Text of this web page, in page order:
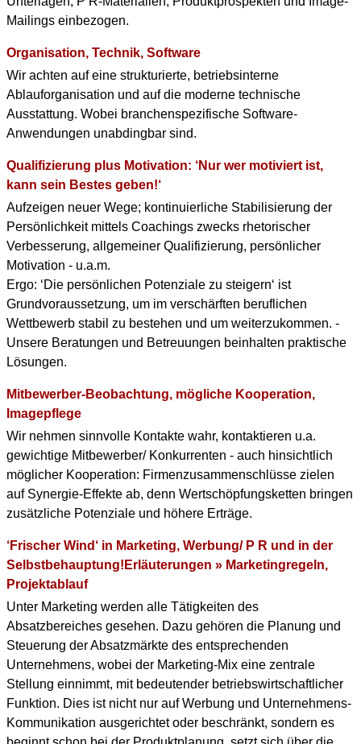
Mailings einbezogen.
Organisation, Technik, Software
Wir achten auf eine strukturierte, betriebsinterne
Ablauforganisation und auf die moderne technische
Ausstattung. Wobei branchenspezifische Software-
Anwendungen unabdingbar sind.
Qualifizierung plus Motivation: ‘Nur wer motiviert ist,
kann sein Bestes geben!‘
Aufzeigen neuer Wege; kontinuierliche Stabilisierung der
Persönlichkeit mittels Coachings zwecks rhetorischer
Verbesserung, allgemeiner Qualifizierung, persönlicher
Motivation - u.a.m.
Ergo: ‘Die persönlichen Potenziale zu steigern‘ ist
Grundvoraussetzung, um im verschärften beruflichen
Wettbewerb stabil zu bestehen und um weiterzukommen. -
Unsere Beratungen und Betreuungen beinhalten praktische
Lösungen.
Mitbewerber-Beobachtung, mögliche Kooperation,
Imagepflege
Wir nehmen sinnvolle Kontakte wahr, kontaktieren u.a.
gewichtige Mitbewerber/ Konkurrenten - auch hinsichtlich
möglicher Kooperation: Firmenzusammenschlüsse zielen
auf Synergie-Effekte ab, denn Wertschöpfungsketten bringen
zusätzliche Potenziale und höhere Erträge.
‘Frischer Wind‘ in Marketing, Werbung/ P R und in der
Selbstbehauptung!Erläuterungen » Marketingregeln,
Projektablauf
Unter Marketing werden alle Tätigkeiten des
Absatzbereiches gesehen. Dazu gehören die Planung und
Steuerung der Absatzmärkte des entsprechenden
Unternehmens, wobei der Marketing-Mix eine zentrale
Stellung einnimmt, mit bedeutender betriebswirtschaftlicher
Funktion. Dies ist nicht nur auf Werbung und Unternehmens-
Kommunikation ausgerichtet oder beschränkt, sondern es